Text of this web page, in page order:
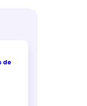
de